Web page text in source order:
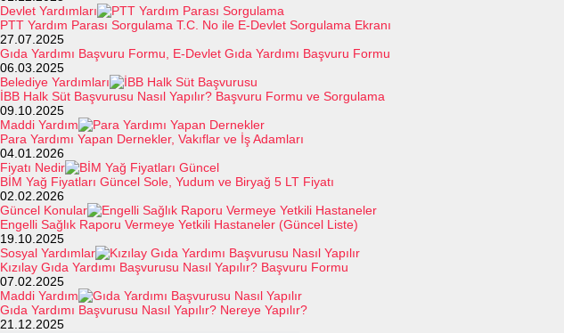
Devlet Yardımları
PTT Yardım Parası Sorgulama T.C. No ile E-Devlet Sorgulama Ekranı
27.07.2025
Gıda Yardımı Başvuru Formu, E-Devlet Gıda Yardımı Başvuru Formu
06.03.2025
Belediye Yardımları
İBB Halk Süt Başvurusu Nasıl Yapılır? Başvuru Formu ve Sorgulama
09.10.2025
Maddi Yardım
Para Yardımı Yapan Dernekler, Vakıflar ve İş Adamları
04.01.2026
Fiyatı Nedir
BİM Yağ Fiyatları Güncel Sole, Yudum ve Biryağ 5 LT Fiyatı
02.02.2026
Güncel Konular
Engelli Sağlık Raporu Vermeye Yetkili Hastaneler (Güncel Liste)
19.10.2025
Sosyal Yardımlar
Kızılay Gıda Yardımı Başvurusu Nasıl Yapılır? Başvuru Formu
07.02.2025
Maddi Yardım
Gıda Yardımı Başvurusu Nasıl Yapılır? Nereye Yapılır?
21.12.2025